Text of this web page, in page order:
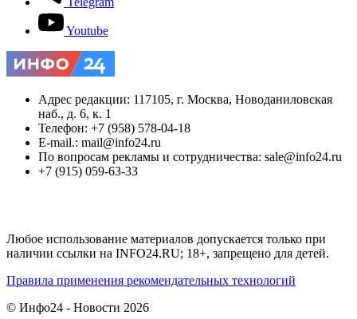
Youtube
Адрес редакции: 117105, г. Москва, Новоданиловская
наб., д. 6, к. 1
Телефон: +7 (958) 578-04-18
E-mail.: mail@info24.ru
По вопросам рекламы и сотрудничества: sale@info24.ru
+7 (915) 059-63-33
Любое использование материалов допускается только при
наличии ссылки на INFO24.RU; 18+, запрещено для детей.
Правила применения рекомендательных технологий
© Инфо24 - Новости 2026